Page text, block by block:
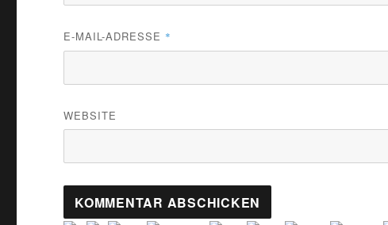
E-MAIL-ADRESSE *
WEBSITE